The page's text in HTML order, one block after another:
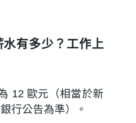
有多少？工作上
12 歐元（相當於新
行公告為準）。